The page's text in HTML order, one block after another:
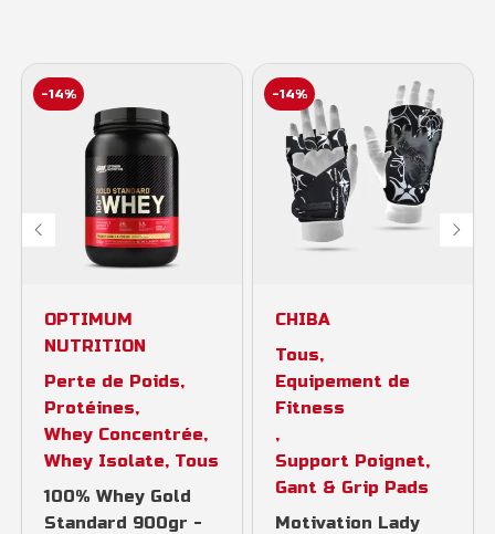
-14%
OPTIMUM
NUTRITION
Perte de Poids,
Protéines,
Whey Concentrée,
Whey Isolate, Tous
100% Whey Gold
Standard 900gr -
-14%
CHIBA
Tous,
Equipement de
Fitness
,
Support Poignet,
Gant & Grip Pads
Motivation Lady